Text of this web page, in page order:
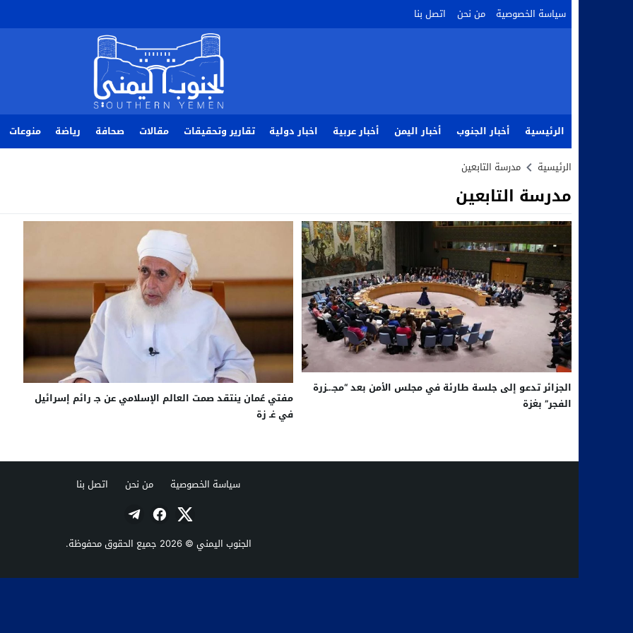
سياسة الخصوصية من نحن اتصل بنا
الرئيسية أخبار الجنوب أخبار اليمن أخبار عربية اخبار دولية تقارير وتحقيقات مقالات صحافة رياضة منوعات
الرئيسية مدرسة التابعين
مدرسة التابعين
الجزائر تدعو إلى جلسة طارئة في مجلس الأمن بعد “مجـ.ـزرة
الفجر” بغزة
مفتي عُمان ينتقد صمت العالم الإسلامي عن جـ رائم إسرائيل
في غـ زة
سياسة الخصوصية من نحن اتصل بنا
الجنوب اليمني © 2026 جميع الحقوق محفوظة.